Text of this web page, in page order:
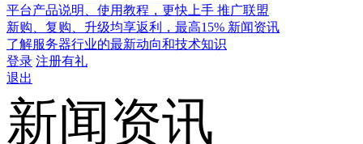
平台产品说明、使用教程，更快上手 推广联盟
新购、复购、升级均享返利，最高15% 新闻资讯
了解服务器行业的最新动向和技术知识
登录 注册有礼
退出
新闻资讯